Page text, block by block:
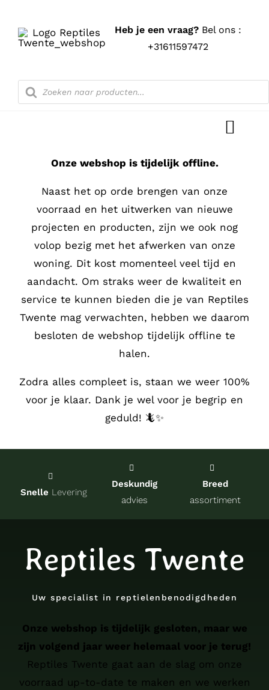
naar
inhoud
Producten
zoeken
Heb je een vraag? Bel ons :
+31611597472
Blog
Service
Contact
Onze webshop is tijdelijk offline.
Naast het op orde brengen van onze
voorraad en het uitwerken van nieuwe
projecten en producten, zijn we ook nog
volop bezig met het afwerken van onze
woning. Dit kost momenteel veel tijd en
aandacht. Om straks weer de kwaliteit en
service te kunnen bieden die je van Reptiles
Twente mag verwachten, hebben we daarom
besloten de webshop tijdelijk offline te
halen.
Zodra alles compleet is, staan we weer 100%
voor je klaar. Dank je wel voor je begrip en
geduld! 🦎✨
Snelle Levering
Deskundig
advies
Breed
assortiment
Reptiles Twente
Uw specialist in reptielenbenodigdheden
Onze webshop is tijdelijk gesloten, maar we
zijn volgend jaar weer helemaal voor je terug!
Reptiles Twente gaat aan de slag om onze
voorraad up-to-date te maken en we werken